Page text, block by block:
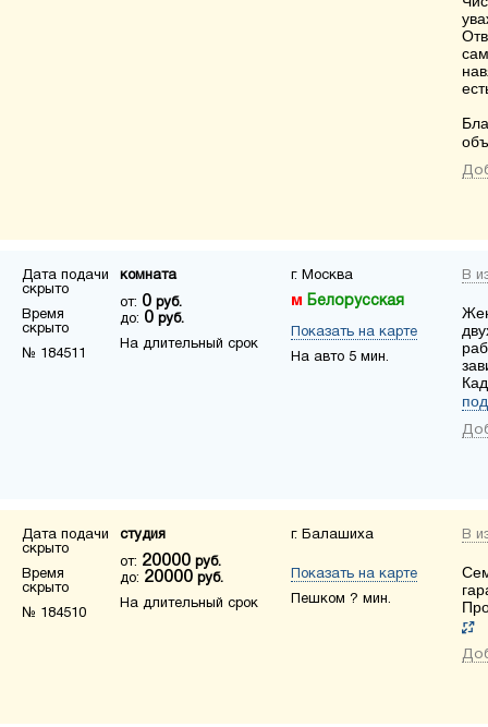
Дата подачи
скрыто
Время
скрыто
№ 184511
комната
от: 0 руб.
до: 0 руб.
На длительный срок
г. Москва
Белорусская
Показать на карте
На авто 5 мин.
В
Дата подачи
скрыто
Время
скрыто
№ 184510
студия
от: 20000 руб.
до: 20000 руб.
На длительный срок
г. Балашиха
Показать на карте
Пешком ? мин.
В